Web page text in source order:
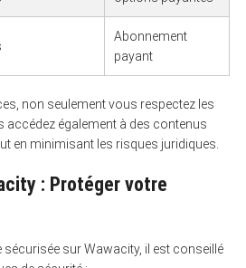
Abonnement
payant
non seulement vous respectez les
accédez également à des contenus
en minimisant les risques juridiques.
: Protéger votre
sécurisée sur Wawacity, il est conseillé